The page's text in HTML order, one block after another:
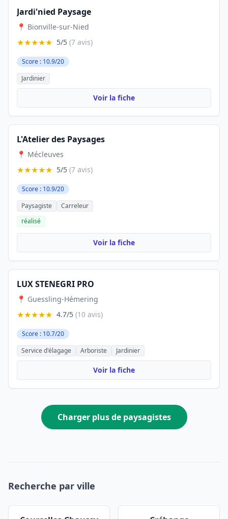
Jardi'nied Paysage
📍 Bionville-sur-Nied
★★★★★ 5/5 (7 avis)
Score : 10.9/20
Jardinier
Voir la fiche
L'Atelier des Paysages
📍 Mécleuves
★★★★★ 5/5 (7 avis)
Score : 10.9/20
Paysagiste
Carreleur
réalisé
Voir la fiche
LUX STENEGRI PRO
📍 Guessling-Hémering
★★★★★ 4.7/5 (10 avis)
Score : 10.7/20
Service d'élagage
Arboriste Jardinier
Voir la fiche
Charger plus de paysagistes
Recherche par ville